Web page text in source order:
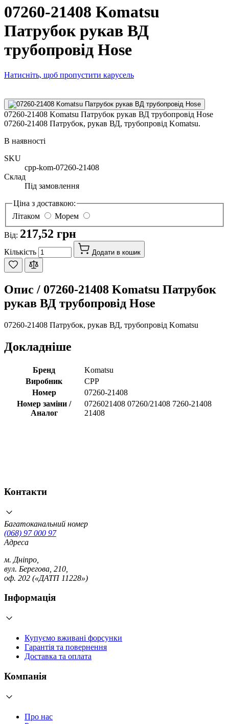
07260-21408 Komatsu
Патрубок рукав ВД
трубопровід Hose
Натисніть, щоб пропустити карусель
07260-21408 Komatsu Патрубок рукав ВД трубопровід Hose
07260-21408 Патрубок, рукав ВД, трубопровід Komatsu.
В наявності
SKU
cpp-kom-07260-21408
Склад
Під замовлення
Ціна з доставкою:
Літаком
Морем
Від: 217,52 грн
Кількість Додати в кошик
Опис / 07260-21408 Komatsu Патрубок
рукав ВД трубопровід Hose
07260-21408 Патрубок, рукав ВД, трубопровід Komatsu
Докладніше
Бренд
Komatsu
Виробник
CPP
Номер
07260-21408
Номер заміни /
Аналог
0726021408 07260/21408 7260-21408
21408
Контакти
Багатоканальний номер
(068) 97 000 97
Адреса
м. Дніпро,
вул. Берегова, 210,
оф. 202 («ДАТП 11228»)
Інформація
Купуємо вживані форсунки
Гарантія та повернення
Доставка та оплата
Компанія
Про нас